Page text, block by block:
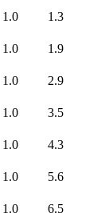
1.0
1.3
1.0
1.9
1.0
2.9
1.0
3.5
1.0
4.3
1.0
5.6
1.0
6.5